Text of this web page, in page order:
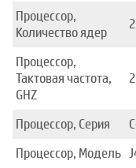
Процессор,
Количество ядер
2
Процессор,
Тактовая частота,
GHZ
Процессор, Серия
Процессор, Модель